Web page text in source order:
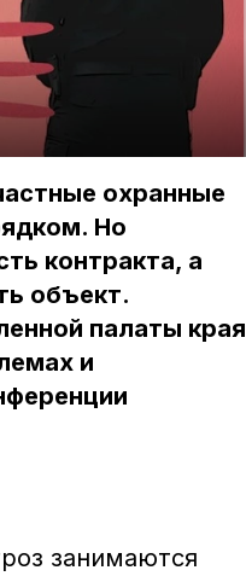
охранные
Но
контракта, а
объект.
палаты края
и
занимаются